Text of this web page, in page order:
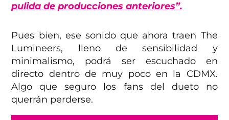
pulida de producciones anteriores”.
Pues bien, ese sonido que ahora traen The
Lumineers, lleno de sensibilidad y
minimalismo, podrá ser escuchado en
directo dentro de muy poco en la CDMX.
Algo que seguro los fans del dueto no
querrán perderse.